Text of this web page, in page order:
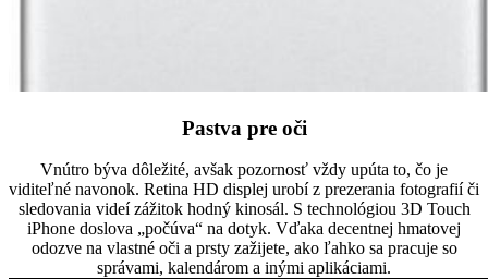
Pastva pre oči
Vnútro býva dôležité, avšak pozornosť vždy upúta to, čo je
viditeľné navonok. Retina HD displej urobí z prezerania fotografií či
sledovania videí zážitok hodný kinosál. S technológiou 3D Touch
iPhone doslova „počúva“ na dotyk. Vďaka decentnej hmatovej
odozve na vlastné oči a prsty zažijete, ako ľahko sa pracuje so
správami, kalendárom a inými aplikáciami.